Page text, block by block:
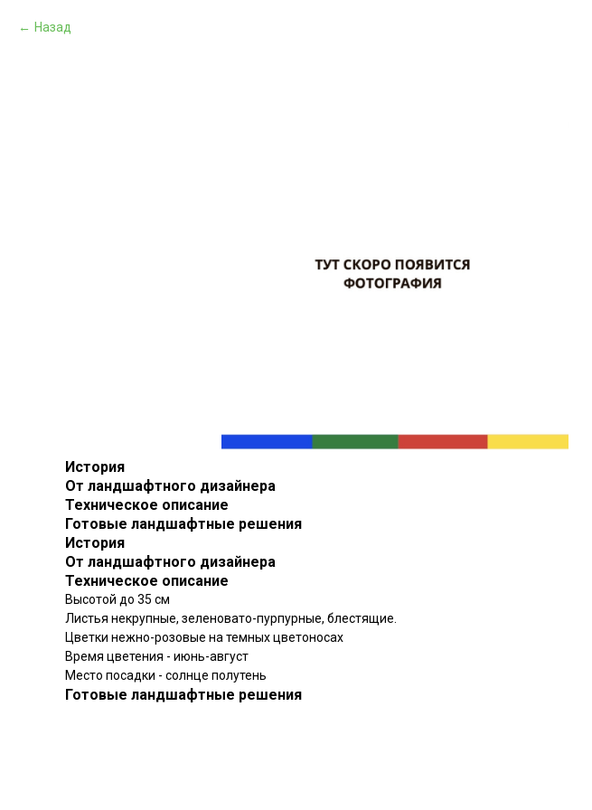
Назад
История
От ландшафтного дизайнера
Техническое описание
Готовые ландшафтные решения
История
От ландшафтного дизайнера
Техническое описание
Высотой до 35 см
Листья некрупные, зеленовато-пурпурные, блестящие.
Цветки нежно-розовые на темных цветоносах
Время цветения - июнь-август
Место посадки - солнце полутень
Готовые ландшафтные решения